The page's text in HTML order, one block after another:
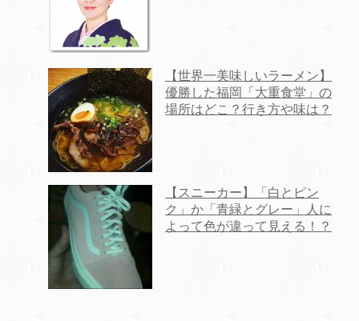
【世界一美味しいラーメン】
優勝した福岡「大重食堂」の
場所はどこ？行き方や味は？
【スニーカー】「白とピン
ク」か「青緑とグレー」人に
よって色が違って見える！？